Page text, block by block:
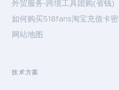
外贸服务-跨境工具团购(省钱)
如何购买518fans淘宝充值卡密
网站地图
技术方案